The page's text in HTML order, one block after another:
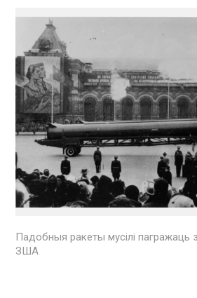
Падобныя ракеты мусілі пагражаць
ЗША